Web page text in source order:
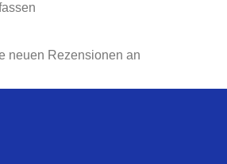
neuen Rezensionen an